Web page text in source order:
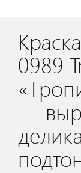
0989
—